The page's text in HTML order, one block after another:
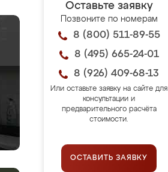
Оставьте заявку
Позвоните по номерам
8 (800) 511-89-55
8 (495) 665-24-01
8 (926) 409-68-13
Или оставьте заявку на сайте для
консультации и
предварительного расчёта
стоимости.
ОСТАВИТЬ ЗАЯВКУ